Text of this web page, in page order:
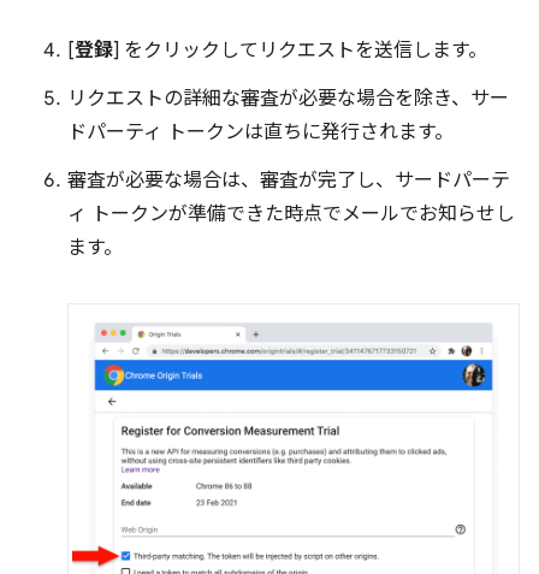
[登録] をクリックしてリクエストを送信します。
リクエストの詳細な審査が必要な場合を除き、サー
ドパーティ トークンは直ちに発行されます。
審査が必要な場合は、審査が完了し、サードパーテ
ィ トークンが準備できた時点でメールでお知らせし
ます。